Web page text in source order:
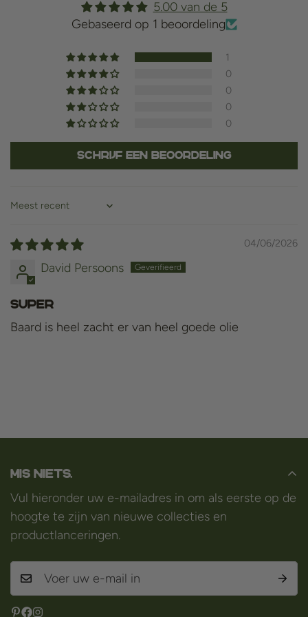
5.00 van de 5
Gebaseerd op 1 beoordeling
1
0
0
0
0
Schrijf een beoordeling
Sort by
04/06/2026
David Persoons
Super
Baard is heel zacht er van heel goede olie
Mis niets.
Vul hieronder uw e-mailadres in om als eerste op de
hoogte te zijn van nieuwe collecties en
productlanceringen.